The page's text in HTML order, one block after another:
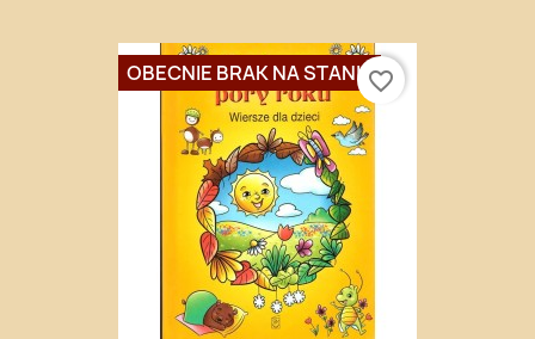
OBECNIE BRAK NA STANIEfavorite_border